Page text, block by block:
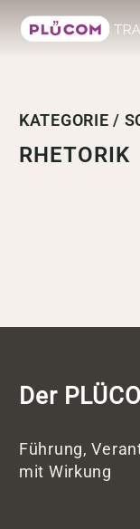
KATEGORIE /
RHETORIK
Der
Führung,
mit Wirkung